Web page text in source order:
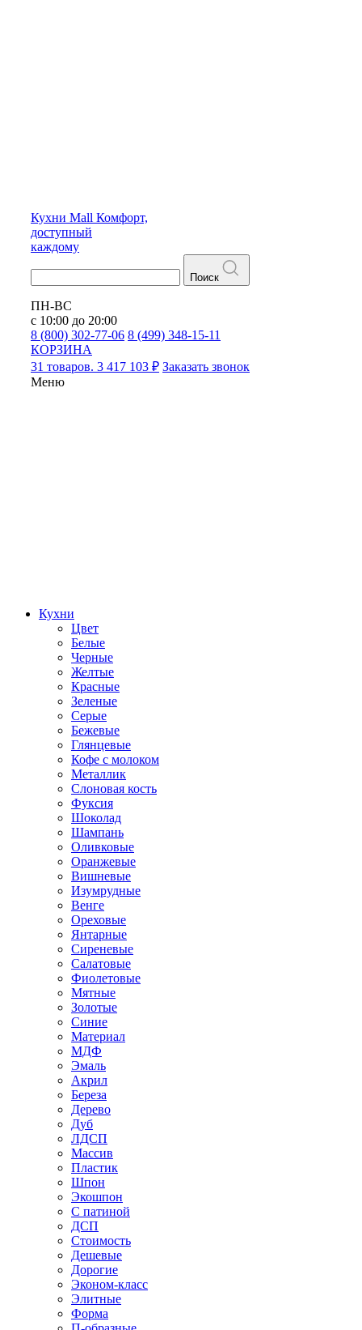
Кухни Mall Комфорт,
доступный
каждому
Поиск
ПН-ВС
с 10:00 до 20:00
8 (800) 302-77-06 8 (499) 348-15-11
КОРЗИНА
31 товаров. 3 417 103 ₽ Заказать звонок
Меню
Кухни
Цвет
Белые
Черные
Желтые
Красные
Зеленые
Серые
Бежевые
Глянцевые
Кофе с молоком
Металлик
Слоновая кость
Фуксия
Шоколад
Шампань
Оливковые
Оранжевые
Вишневые
Изумрудные
Венге
Ореховые
Янтарные
Сиреневые
Салатовые
Фиолетовые
Мятные
Золотые
Синие
Материал
МДФ
Эмаль
Акрил
Береза
Дерево
Дуб
ЛДСП
Массив
Пластик
Шпон
Экошпон
С патиной
ДСП
Стоимость
Дешевые
Дорогие
Эконом-класс
Элитные
Форма